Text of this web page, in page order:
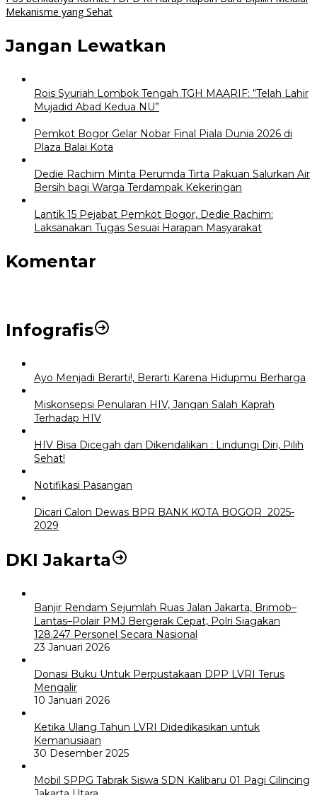
Mekanisme yang Sehat
Jangan Lewatkan
Rois Syuriah Lombok Tengah TGH MAARIF: “Telah Lahir
Mujadid Abad Kedua NU”
Pemkot Bogor Gelar Nobar Final Piala Dunia 2026 di
Plaza Balai Kota
Dedie Rachim Minta Perumda Tirta Pakuan Salurkan Air
Bersih bagi Warga Terdampak Kekeringan
Lantik 15 Pejabat Pemkot Bogor, Dedie Rachim:
Laksanakan Tugas Sesuai Harapan Masyarakat
Komentar
Infografis
Ayo Menjadi Berarti!, Berarti Karena Hidupmu Berharga
Miskonsepsi Penularan HIV, Jangan Salah Kaprah
Terhadap HIV
HIV Bisa Dicegah dan Dikendalikan : Lindungi Diri, Pilih
Sehat!
Notifikasi Pasangan
Dicari Calon Dewas BPR BANK KOTA BOGOR 2025-
2029
DKI Jakarta
Banjir Rendam Sejumlah Ruas Jalan Jakarta, Brimob–
Lantas–Polair PMJ Bergerak Cepat, Polri Siagakan
128.247 Personel Secara Nasional
23 Januari 2026
Donasi Buku Untuk Perpustakaan DPP LVRI Terus
Mengalir
10 Januari 2026
Ketika Ulang Tahun LVRI Didedikasikan untuk
Kemanusiaan
30 Desember 2025
Mobil SPPG Tabrak Siswa SDN Kalibaru 01 Pagi Cilincing